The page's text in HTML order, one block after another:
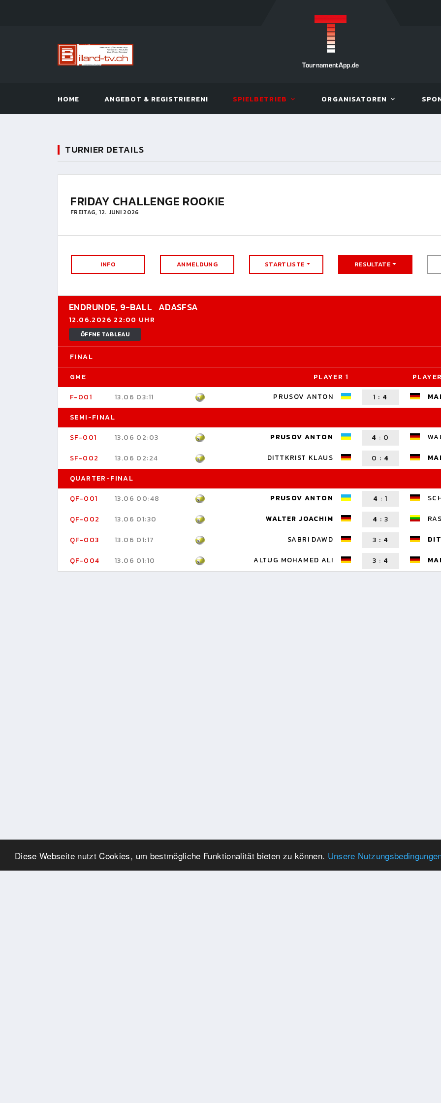
Diese Webseite nutzt Cookies, um bestmögliche Funktionalität bieten zu können. Unsere
TournamentApp.de
HOME ANGEBOT & REGISTRIEREN! SPIELBETRIEB ORGANISATOREN
TURNIER DETAILS
FRIDAY CHALLENGE ROOKIE
FREITAG, 12. JUNI 2026
INFO ANMELDUNG STARTLISTE RESULTATE
ENDRUNDE, 9-BALL ADASFSA
12.06.2026 22:00 UHR
ÖFFNE TABLEAU
FINAL
GME
PLAYER 1
F-001
13.06 03:11 PRUSOV ANTON 1 : 4
SEMI-FINAL
SF-001
13.06 02:03 PRUSOV ANTON 4 : 0
SF-002 13.06 02:24 DITTKRIST KLAUS 0 : 4
QUARTER-FINAL
QF-001
13.06 00:48 PRUSOV ANTON 4 :1
QF-002 13.06 01:30 WALTER JOACHIM 4 : 3
QF-003 13.06 01:17 SABRI DAWD 3 : 4
QF-004 13.06 01:10 ALTUG MOHAMED ALI 3 : 4